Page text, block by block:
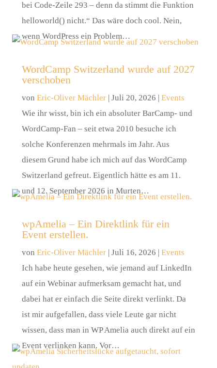
bei Code-Zeile 293 – denn da stimmt die Funktion
helloworld() nicht.“ Das wäre doch cool. Nein,
wenn WordPress ein Problem…
WordCamp Switzerland wurde auf 2027
verschoben
von Eric-Oliver Mächler| Juli 20, 2026 | Events
Wie ihr wisst, bin ich ein absoluter BarCamp- und
WordCamp-Fan – seit etwa 2010 besuche ich
solche Konferenzen mehrmals im Jahr. Aus
diesem Grund habe ich mich auf das WordCamp
Switzerland gefreut. Eigentlich hätte es am 11.
und 12. September 2026 in Murten…
wpAmelia – Ein Direktlink für ein
Event erstellen.
von Eric-Oliver Mächler| Juli 16, 2026 | Events
Ich habe heute gesehen, wie jemand auf LinkedIn
auf ein Webinar aufmerksam gemacht hat, und
dabei hat er einfach die Seite direkt verlinkt. Da
ist mir aufgefallen, dass viele Leute gar nicht
wissen, dass man in WP Amelia auch direkt auf ein
Event verlinken kann. Vor…